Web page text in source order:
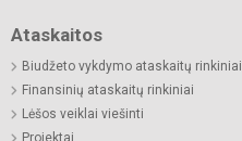
Ataskaitos
Biudžeto vykdymo ataskaitų rinkiniai
Finansinių ataskaitų rinkiniai
Lėšos veiklai viešinti
Projektai